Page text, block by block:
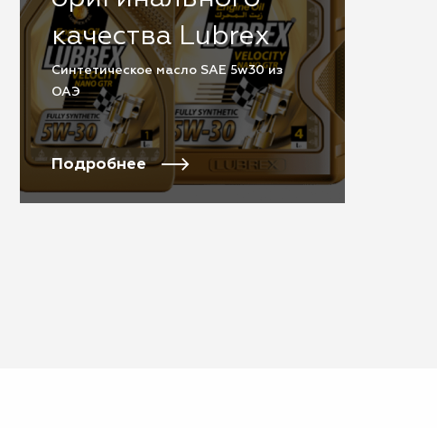
качества Lubrex
Cинтетическое масло SAE 5w30 из
ОАЭ
Подробнее